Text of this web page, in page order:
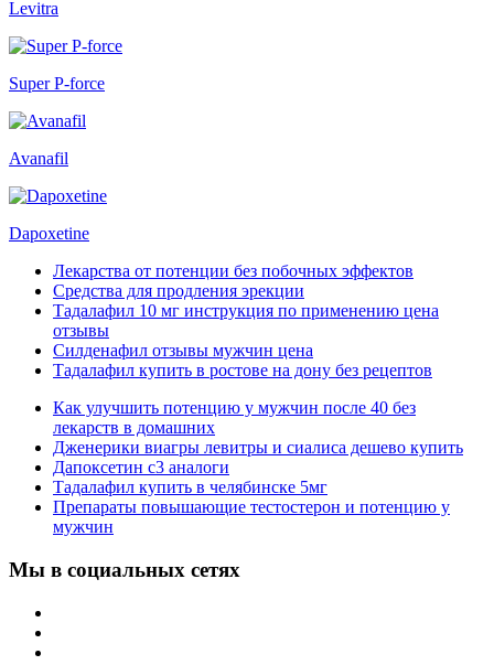
Levitra
Super P-force
Avanafil
Dapoxetine
Лекарства от потенции без побочных эффектов
Средства для продления эрекции
Тадалафил 10 мг инструкция по применению цена
отзывы
Силденафил отзывы мужчин цена
Тадалафил купить в ростове на дону без рецептов
Как улучшить потенцию у мужчин после 40 без
лекарств в домашних
Дженерики виагры левитры и сиалиса дешево купить
Дапоксетин с3 аналоги
Тадалафил купить в челябинске 5мг
Препараты повышающие тестостерон и потенцию у
мужчин
Мы в социальных сетях